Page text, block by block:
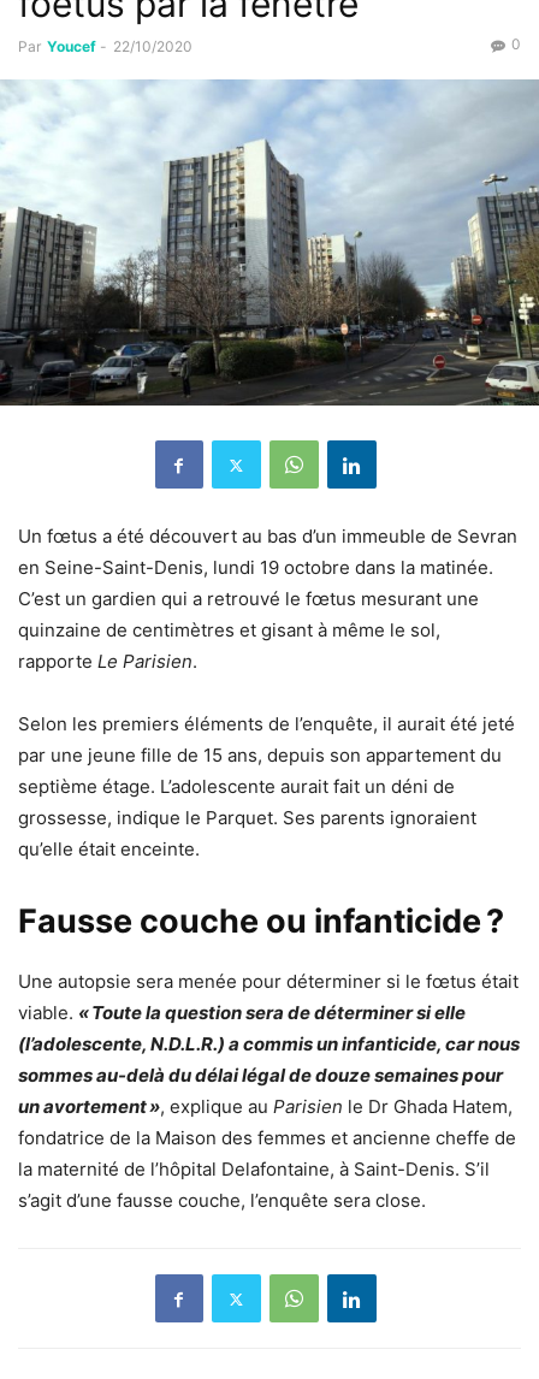
Par Youcef - 22/10/2020 0
Un fœtus a été découvert au bas d’un immeuble de Sevran
en Seine-Saint-Denis, lundi 19 octobre dans la matinée.
C’est un gardien qui a retrouvé le fœtus mesurant une
quinzaine de centimètres et gisant à même le sol,
rapporte Le Parisien.
Selon les premiers éléments de l’enquête, il aurait été jeté
par une jeune fille de 15 ans, depuis son appartement du
septième étage. L’adolescente aurait fait un déni de
grossesse, indique le Parquet. Ses parents ignoraient
qu’elle était enceinte.
Fausse couche ou infanticide ?
Une autopsie sera menée pour déterminer si le fœtus était
viable. « Toute la question sera de déterminer si elle
(l’adolescente, N.D.L.R.) a commis un infanticide, car nous
sommes au-delà du délai légal de douze semaines pour
un avortement », explique au Parisien le Dr Ghada Hatem,
fondatrice de la Maison des femmes et ancienne cheffe de
la maternité de l’hôpital Delafontaine, à Saint-Denis. S’il
s’agit d’une fausse couche, l’enquête sera close.